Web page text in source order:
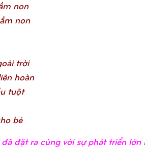
m non
m non
trời
hoàn
u tuột
bé
đặt ra cùng với sự phát triển lớn